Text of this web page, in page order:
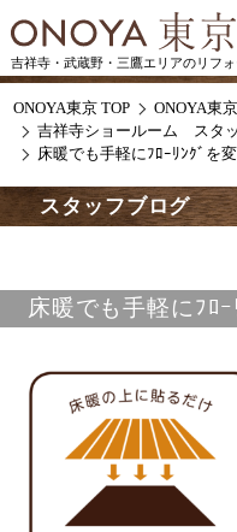
吉祥寺・武蔵野・三鷹エリアのリフ
ONOYA東京 TOP
ONOYA東
吉祥寺ショールーム スタ
床暖でも手軽にﾌﾛｰﾘﾝｸﾞを
スタッフブログ
床暖でも手軽にﾌﾛ